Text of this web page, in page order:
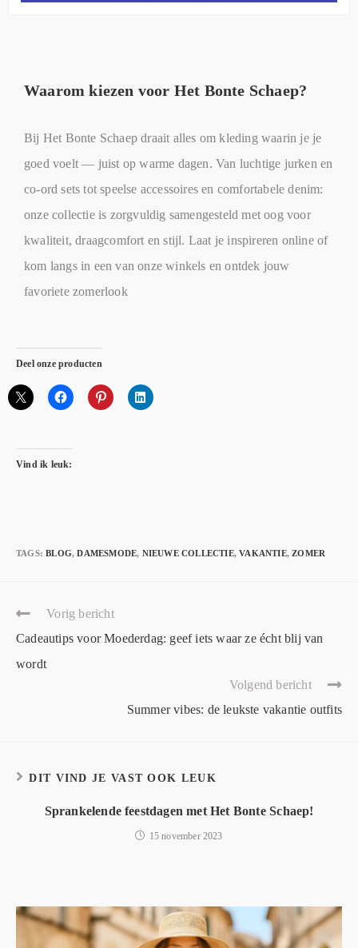
Waarom kiezen voor Het Bonte Schaep?
Bij Het Bonte Schaep draait alles om kleding waarin je je
goed voelt — juist op warme dagen. Van luchtige jurken en
co-ord sets tot speelse accessoires en comfortabele denim:
onze collectie is zorgvuldig samengesteld met oog voor
kwaliteit, draagcomfort en stijl. Laat je inspireren online of
kom langs in een van onze winkels en ontdek jouw
favoriete zomerlook
Deel onze producten
Vind ik leuk:
TAGS:BLOG, DAMESMODE, NIEUWE COLLECTIE, VAKANTIE, ZOMER
Vorig bericht
Cadeautips voor Moederdag: geef iets waar ze écht blij van
wordt
Volgend bericht
Summer vibes: de leukste vakantie outfits
DIT VIND JE VAST OOK LEUK
Sprankelende feestdagen met Het Bonte Schaep!
15 november 2023